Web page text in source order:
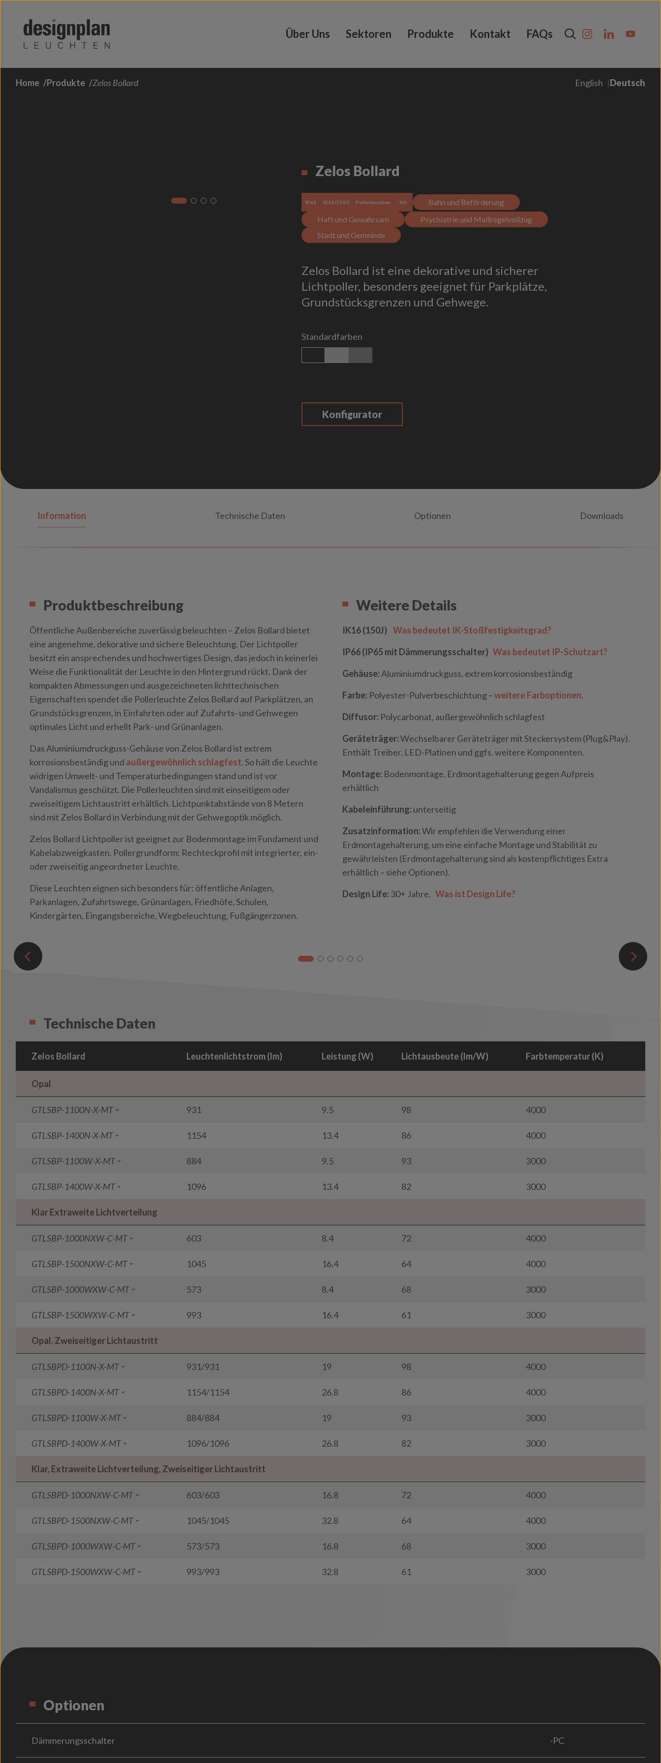
Über Uns Sektoren Produkte Kontakt FAQs
Home Produkte Zelos Bollard English Deutsch
Zelos Bollard
IP66 IK16 (150J) Pollerleuchten SKI
Bahn und Beförderung
Haft und Gewahrsam
Psychiatrie und Maßregelvollzug
Stadt und Gemeinde
Zelos Bollard ist eine dekorative und sicherer
Lichtpoller, besonders geeignet für Parkplätze,
Grundstücksgrenzen und Gehwege.
Standardfarben
Konfigurator
Information Technische Daten Optionen Downloads
Produktbeschreibung
Öffentliche Außenbereiche zuverlässig beleuchten – Zelos Bollard bietet
eine angenehme, dekorative und sichere Beleuchtung. Der Lichtpoller
besitzt ein ansprechendes und hochwertiges Design, das jedoch in keinerlei
Weise die Funktionalität der Leuchte in den Hintergrund rückt. Dank der
kompakten Abmessungen und ausgezeichneten lichttechnischen
Eigenschaften spendet die Pollerleuchte Zelos Bollard auf Parkplätzen, an
Grundstücksgrenzen, in Einfahrten oder auf Zufahrts- und Gehwegen
optimales Licht und erhellt Park- und Grünanlagen.
Das Aluminiumdruckguss-Gehäuse von Zelos Bollard ist extrem
korrosionsbeständig und außergewöhnlich schlagfest. So hält die Leuchte
widrigen Umwelt- und Temperaturbedingungen stand und ist vor
Vandalismus geschützt. Die Pollerleuchten sind mit einseitigem oder
zweiseitigem Lichtaustritt erhältlich. Lichtpunktabstände von 8 Metern
sind mit Zelos Bollard in Verbindung mit der Gehwegoptik möglich.
Zelos Bollard Lichtpoller ist geeignet zur Bodenmontage im Fundament und
Kabelabzweigkasten. Pollergrundform: Rechteckprofil mit integrierter, ein-
oder zweiseitig angeordneter Leuchte.
Diese Leuchten eignen sich besonders für: öffentliche Anlagen,
Parkanlagen, Zufahrtswege, Grünanlagen, Friedhöfe, Schulen,
Kindergärten, Eingangsbereiche, Wegbeleuchtung, Fußgängerzonen.
Weitere Details
IK16 (150J) Was bedeutet IK-Stoßfestigkeitsgrad?
IP66 (IP65 mit Dämmerungsschalter) Was bedeutet IP-Schutzart?
Gehäuse: Aluminiumdruckguss, extrem korrosionsbeständig
Farbe: Polyester-Pulverbeschichtung –weitere Farboptionen.
Diffusor: Polycarbonat, außergewöhnlich schlagfest
Geräteträger:Wechselbarer Geräteträger mit Steckersystem (Plug&Play).
Enthält Treiber, LED-Platinen und ggfs. weitere Komponenten.
Montage: Bodenmontage, Erdmontagehalterung gegen Aufpreis
erhältlich
Kabeleinführung: unterseitig
Zusatzinformation:Wir empfehlen die Verwendung einer
Erdmontagehalterung, um eine einfache Montage und Stabilität zu
gewährleisten (Erdmontagehalterung sind als kostenpflichtiges Extra
erhältlich – siehe Optionen).
Design Life: 30+ Jahre. Was ist Design Life?
Technische Daten
Zelos Bollard Leuchtenlichtstrom (lm) Leistung (W) Lichtausbeute (lm/W) Farbtemperatur (K)
Opal
GTLSBP-1100N-X-MT 931 9.5 98 4000
GTLSBP-1400N-X-MT 1154 13.4 86 4000
GTLSBP-1100W-X-MT 884 9.5 93 3000
GTLSBP-1400W-X-MT 1096 13.4 82 3000
Klar Extraweite Lichtverteilung
GTLSBP-1000NXW-C-MT 603 8.4 72 4000
GTLSBP-1500NXW-C-MT 1045 16.4 64 4000
GTLSBP-1000WXW-C-MT 573 8.4 68 3000
GTLSBP-1500WXW-C-MT 993 16.4 61 3000
Opal, Zweiseitiger Lichtaustritt
GTLSBPD-1100N-X-MT 931/931 19 98 4000
GTLSBPD-1400N-X-MT 1154/1154 26.8 86 4000
GTLSBPD-1100W-X-MT 884/884 19 93 3000
GTLSBPD-1400W-X-MT 1096/1096 26.8 82 3000
Klar, Extraweite Lichtverteilung, Zweiseitiger Lichtaustritt
GTLSBPD-1000NXW-C-MT 603/603 16.8 72 4000
GTLSBPD-1500NXW-C-MT 1045/1045 32.8 64 4000
GTLSBPD-1000WXW-C-MT 573/573 16.8 68 3000
GTLSBPD-1500WXW-C-MT 993/993 32.8 61 3000
Optionen
Dämmerungsschalter -PC